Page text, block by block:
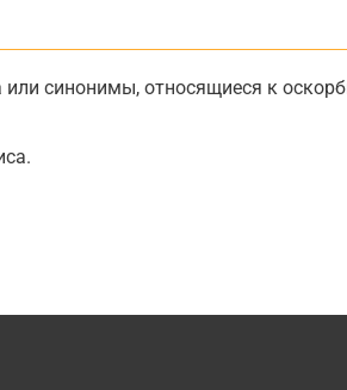
синонимы, относящиеся к